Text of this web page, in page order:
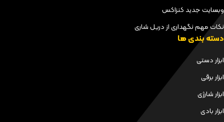
وبسایت جدید کنزاکس
نکات مهم نگهداری از دریل شاری
دسته بندی ها
ابزار دستی
ابزار برقی
ابزار شارژی
ابزار بادی